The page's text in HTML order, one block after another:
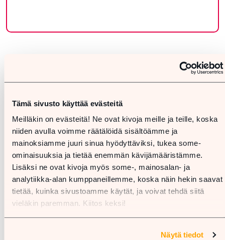
Tämä sivusto käyttää evästeitä
Meilläkin on evästeitä! Ne ovat kivoja meille ja teille, koska
niiden avulla voimme räätälöidä sisältöämme ja
mainoksiamme juuri sinua hyödyttäviksi, tukea some-
ominaisuuksia ja tietää enemmän kävijämääristämme.
Lisäksi ne ovat kivoja myös some-, mainosalan- ja
analytiikka-alan kumppaneillemme, koska näin hekin saavat
tietää, kuinka sivustoamme käytät, ja voivat tehdä siitä
vieläkin paremman. Kiitos keksi!
Näytä tiedot